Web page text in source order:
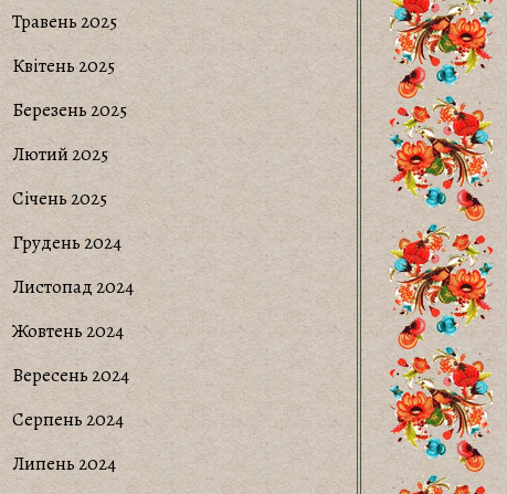
Травень 2025
Квітень 2025
Березень 2025
Лютий 2025
Січень 2025
Грудень 2024
Листопад 2024
Жовтень 2024
Вересень 2024
Серпень 2024
Липень 2024